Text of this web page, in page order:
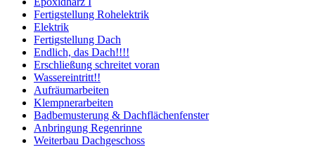
Fertigstellung Rohelektrik
Elektrik
Fertigstellung Dach
Endlich, das Dach!!!!
Erschließung schreitet voran
Wassereintritt!!
Aufräumarbeiten
Klempnerarbeiten
Badbemusterung & Dachflächenfenster
Anbringung Regenrinne
Weiterbau Dachgeschoss